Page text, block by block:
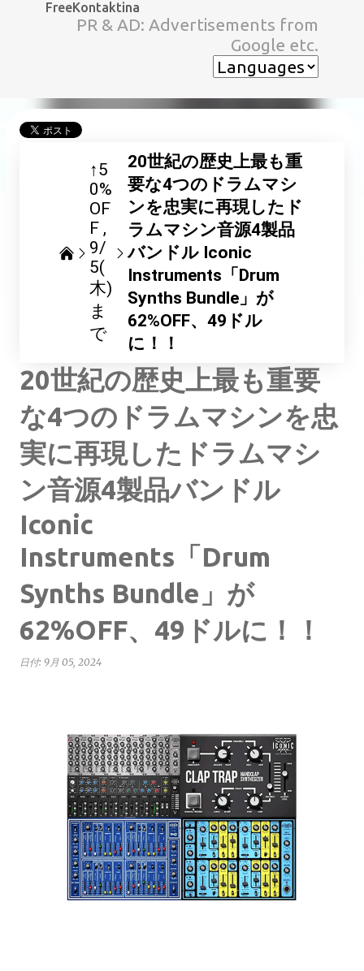
スキップしてメイン コンテンツに移動
FreeKontaktina
PR & AD: Advertisements from
Google etc.
↑5
0%
OF
F
9/
5(
木)
ま
で
20世紀の歴史上最も重
要な4つのドラムマシ
ンを忠実に再現したド
ラムマシン音源4製品
バンドル Iconic
Instruments「Drum
Synths Bundle」が
62%OFF、49ドル
に！！
20世紀の歴史上最も重要
な4つのドラムマシンを忠
実に再現したドラムマシ
ン音源4製品バンドル
Iconic
Instruments「Drum
Synths Bundle」が
62%OFF、49ドルに！！
日付: 9月 05, 2024